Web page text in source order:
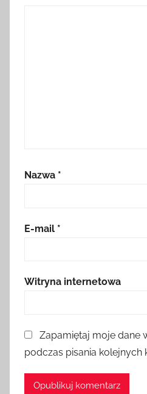
Nazwa *
E-mail *
Witryna internetowa
Zapamiętaj moje dane
podczas pisania kolejnych